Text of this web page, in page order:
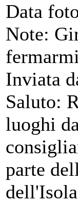
Data
Note:
Inviata
Saluto:
luoghi
parte